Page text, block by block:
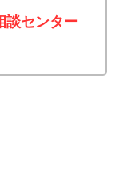
談センター